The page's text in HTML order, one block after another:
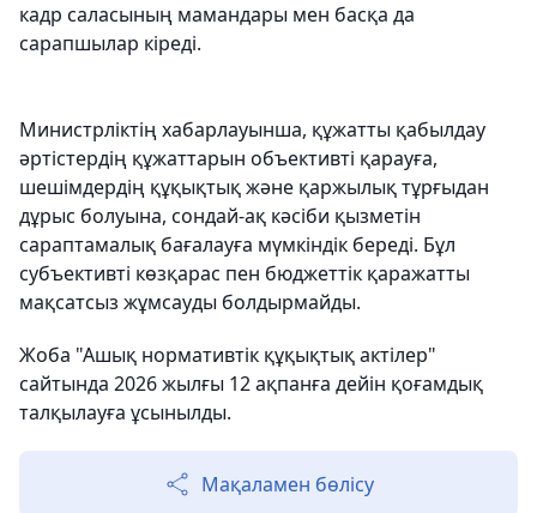
кадр саласының мамандары мен басқа да
сарапшылар кіреді.
Министрліктің хабарлауынша, құжатты қабылдау
әртістердің құжаттарын объективті қарауға,
шешімдердің құқықтық және қаржылық тұрғыдан
дұрыс болуына, сондай-ақ кәсіби қызметін
сараптамалық бағалауға мүмкіндік береді. Бұл
субъективті көзқарас пен бюджеттік қаражатты
мақсатсыз жұмсауды болдырмайды.
Жоба "Ашық нормативтік құқықтық актілер"
сайтында 2026 жылғы 12 ақпанға дейін қоғамдық
талқылауға ұсынылды.
Мақаламен бөлісу